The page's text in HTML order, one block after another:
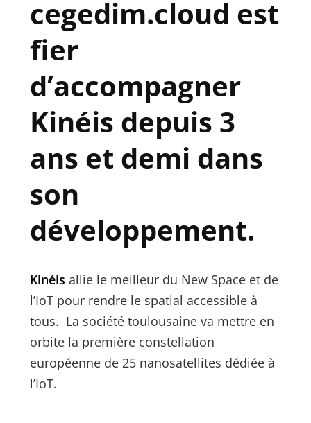
cegedim.cloud est
fier
d’accompagner
Kinéis depuis 3
ans et demi dans
son
développement.
Kinéis allie le meilleur du New Space et de
l’IoT pour rendre le spatial accessible à
tous. La société toulousaine va mettre en
orbite la première constellation
européenne de 25 nanosatellites dédiée à
l’IoT.